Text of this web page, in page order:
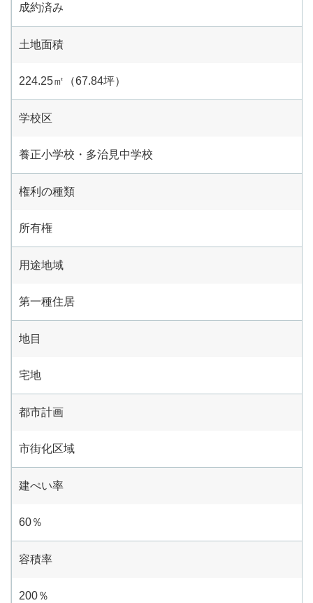
成約済み
土地面積
224.25㎡（67.84坪）
学校区
養正小学校・多治見中学校
権利の種類
所有権
用途地域
第一種住居
地目
宅地
都市計画
市街化区域
建ぺい率
60％
容積率
200％